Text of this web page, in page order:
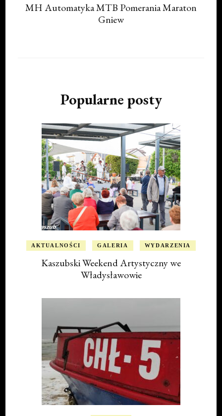
MH Automatyka MTB Pomerania Maraton
Gniew
Popularne posty
AKTUALNOŚCI GALERIA WYDARZENIA
Kaszubski Weekend Artystyczny we
Władysławowie